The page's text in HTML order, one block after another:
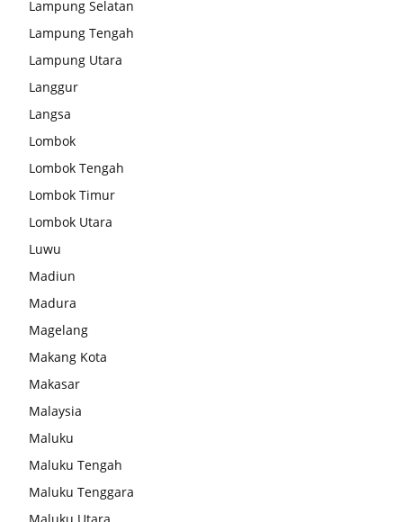
Lampung Selatan
Lampung Tengah
Lampung Utara
Langgur
Langsa
Lombok
Lombok Tengah
Lombok Timur
Lombok Utara
Luwu
Madiun
Madura
Magelang
Makang Kota
Makasar
Malaysia
Maluku
Maluku Tengah
Maluku Tenggara